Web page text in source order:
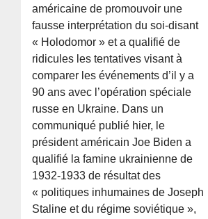
américaine de promouvoir une
fausse interprétation du soi-disant
« Holodomor » et a qualifié de
ridicules les tentatives visant à
comparer les événements d’il y a
90 ans avec l’opération spéciale
russe en Ukraine. Dans un
communiqué publié hier, le
président américain Joe Biden a
qualifié la famine ukrainienne de
1932-1933 de résultat des
« politiques inhumaines de Joseph
Staline et du régime soviétique »,